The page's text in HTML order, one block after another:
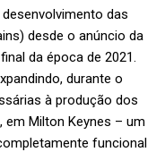
das
desde o anúncio da
da época de 2021.
durante o
à produção dos
em Milton Keynes – um
funcional